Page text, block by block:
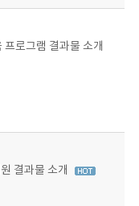
로그램 결과물 소개
결과물 소개